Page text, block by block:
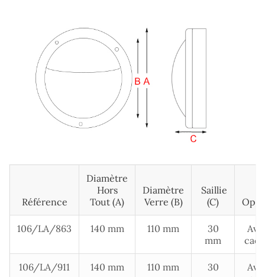
Référence
Diamètre
Hors
Tout (A)
Diamètre
Verre (B)
Saillie
(c)
106/LA/863 140 mm 110 mm
30
mm
106/LA/911 140 mm 110 mm
30